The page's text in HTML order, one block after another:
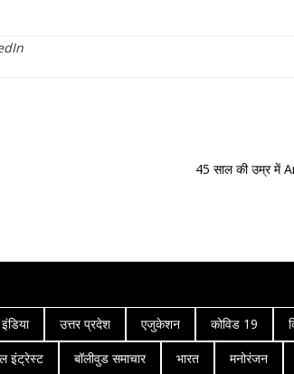
45 साल की उम्र में
इंडिया उत्तर प्रदेश एजुकेशन कोविड 19
इंट्रेस्ट बॉलीवुड समाचार भारत मनोरंजन